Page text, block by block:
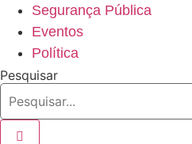
Segurança Pública
Eventos
Política
Pesquisar